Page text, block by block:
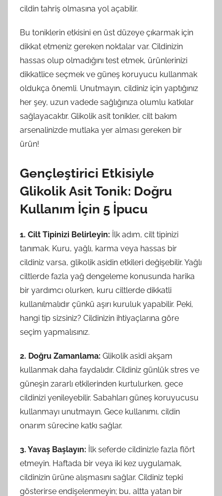
cildin tahriş olmasına yol açabilir.
Bu toniklerin etkisini en üst düzeye çıkarmak için
dikkat etmeniz gereken noktalar var. Cildinizin
hassas olup olmadığını test etmek, ürünlerinizi
dikkatlice seçmek ve güneş koruyucu kullanmak
oldukça önemli. Unutmayın, cildiniz için yaptığınız
her şey, uzun vadede sağlığınıza olumlu katkılar
sağlayacaktır. Glikolik asit tonikler, cilt bakım
arsenalinizde mutlaka yer alması gereken bir
ürün!
Gençleştirici Etkisiyle
Glikolik Asit Tonik: Doğru
Kullanım İçin 5 İpucu
1. Cilt Tipinizi Belirleyin: İlk adım, cilt tipinizi
tanımak. Kuru, yağlı, karma veya hassas bir
cildiniz varsa, glikolik asidin etkileri değişebilir. Yağlı
ciltlerde fazla yağ dengeleme konusunda harika
bir yardımcı olurken, kuru ciltlerde dikkatli
kullanılmalıdır çünkü aşırı kuruluk yapabilir. Peki,
hangi tip sizsiniz? Cildinizin ihtiyaçlarına göre
seçim yapmalısınız.
2. Doğru Zamanlama: Glikolik asidi akşam
kullanmak daha faydalıdır. Cildiniz günlük stres ve
güneşin zararlı etkilerinden kurtulurken, gece
cildinizi yenileyebilir. Sabahları güneş koruyucusu
kullanmayı unutmayın. Gece kullanımı, cildin
onarım sürecine katkı sağlar.
3. Yavaş Başlayın: İlk seferde cildinizle fazla flört
etmeyin. Haftada bir veya iki kez uygulamak,
cildinizin ürüne alışmasını sağlar. Cildiniz tepki
gösterirse endişelenmeyin; bu, altta yatan bir